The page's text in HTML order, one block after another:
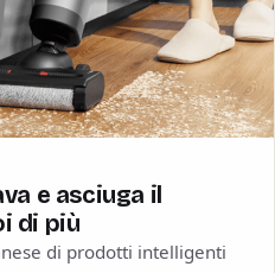
e asciuga il
di più
di prodotti intelligenti